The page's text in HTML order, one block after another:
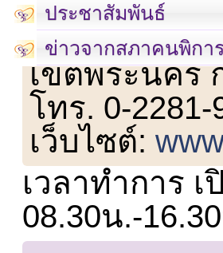
ประชาสัมพันธ์
ข่าวจากสภาคนพิกา
เลขที่ 23 ชั้น
เขตพระนคร
โทร. 0-2281-
เว็บไซต์:
เวลาทำการ
08.30น.-